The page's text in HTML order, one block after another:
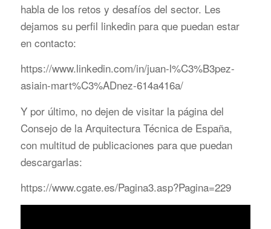
habla de los retos y desafíos del sector. Les
dejamos su perfil linkedin para que puedan estar
en contacto:
https://www.linkedin.com/in/juan-l%C3%B3pez-
asiain-mart%C3%ADnez-614a416a/
Y por último, no dejen de visitar la página del
Consejo de la Arquitectura Técnica de España,
con multitud de publicaciones para que puedan
descargarlas:
https://www.cgate.es/Pagina3.asp?Pagina=229